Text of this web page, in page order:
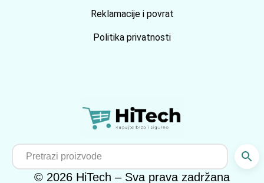
Reklamacije i povrat
Politika privatnosti
© 2026 HiTech – Sva prava zadržana